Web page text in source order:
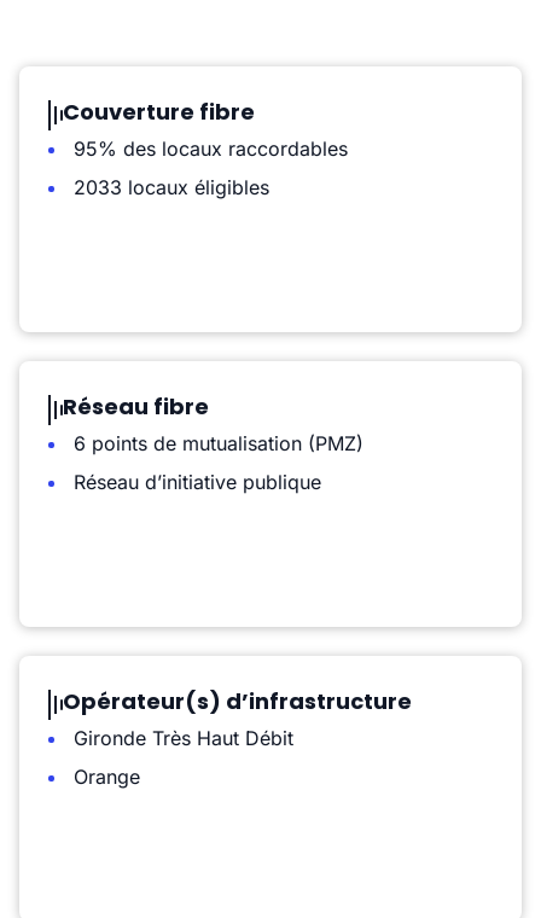
Couverture fibre
95% des locaux raccordables
2033 locaux éligibles
Réseau fibre
6 points de mutualisation (PMZ)
Réseau d’initiative publique
Opérateur(s) d’infrastructure
Gironde Très Haut Débit
Orange